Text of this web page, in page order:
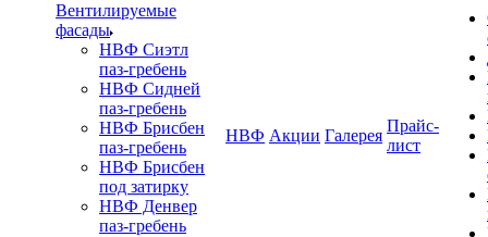
Вентилируемые
фасады
НВФ Сиэтл
паз-гребень
НВФ Сидней
паз-гребень
НВФ Брисбен
паз-гребень
НВФ Брисбен
под затирку
НВФ Денвер
паз-гребень
НВФ Акции Галерея
Прайс-
лист